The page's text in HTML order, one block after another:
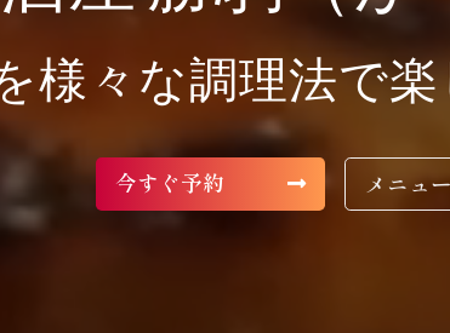
様々な調理法で楽
今すぐ予約 メニュ